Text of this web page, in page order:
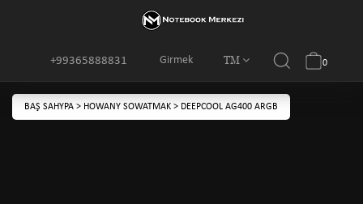
Girmek TM
+99365888831 0
BAŞ SAHYPA > HOWANY SOWATMAK > DEEPCOOL AG400 ARGB